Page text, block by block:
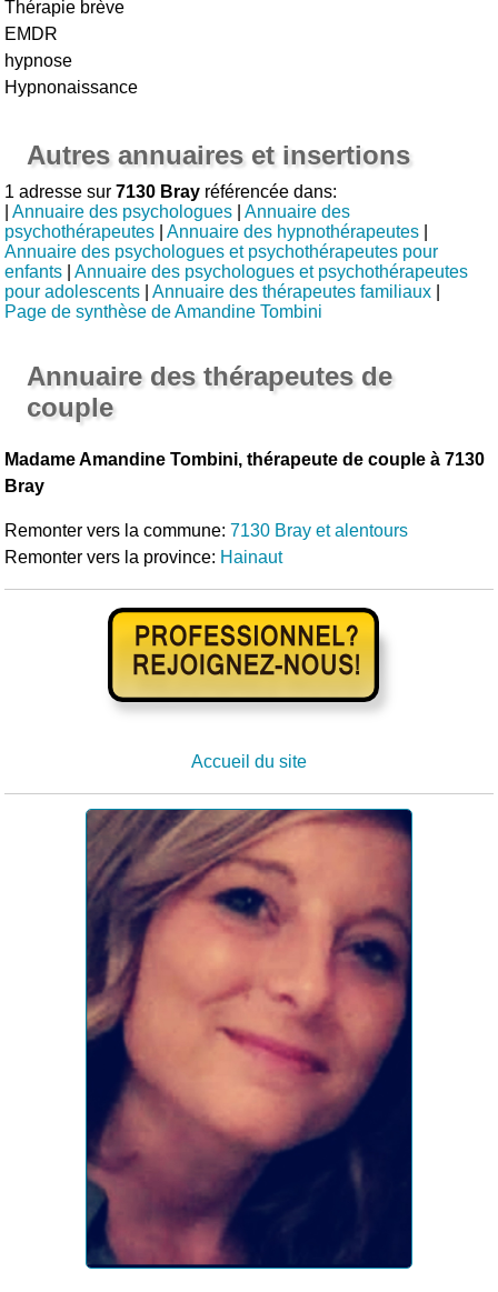
Thérapie brève
EMDR
hypnose
Hypnonaissance
Autres annuaires et insertions
1 adresse sur7130 Bray référencée dans:
|Annuaire des psychologues |Annuaire des
psychothérapeutes |Annuaire des hypnothérapeutes
Annuaire des psychologues et psychothérapeutes pour
enfants |Annuaire des psychologues et psychothérapeutes
pour adolescents |Annuaire des thérapeutes familiaux
Page de synthèse de Amandine Tombini
Annuaire des thérapeutes de
couple
Madame Amandine Tombini, thérapeute de couple à 7130
Bray
Remonter vers la commune:7130 Bray et alentours
Remonter vers la province: Hainaut
Accueil du site